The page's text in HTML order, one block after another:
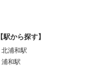
【駅から探す】
北浦和駅
浦和駅